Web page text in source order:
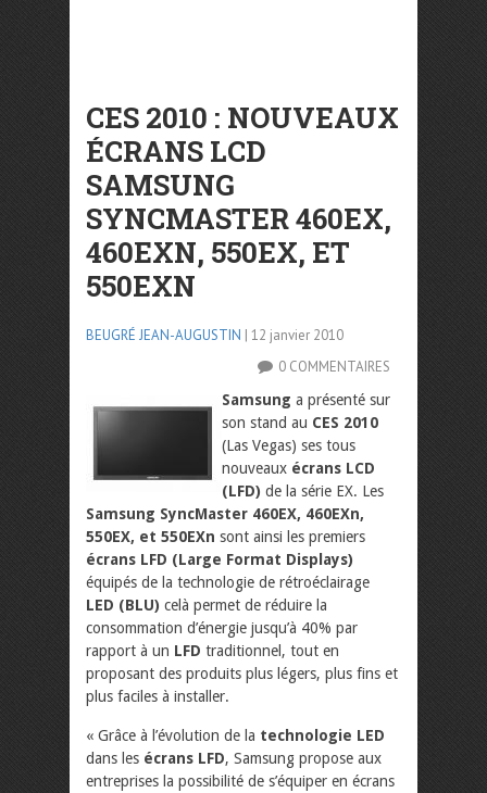
CES 2010 : NOUVEAUX
ÉCRANS LCD
SAMSUNG
SYNCMASTER 460EX,
460EXN, 550EX, ET
550EXN
BEUGRÉ JEAN-AUGUSTIN | 12 janvier 2010
0 COMMENTAIRES
Samsung a présenté sur
son stand au CES 2010
(Las Vegas) ses tous
nouveaux écrans LCD
(LFD) de la série EX. Les
Samsung SyncMaster 460EX, 460EXn,
550EX, et 550EXn sont ainsi les premiers
écrans LFD (Large Format Displays)
équipés de la technologie de rétroéclairage
LED (BLU) celà permet de réduire la
consommation d’énergie jusqu’à 40% par
rapport à un LFD traditionnel, tout en
proposant des produits plus légers, plus fins et
plus faciles à installer.
« Grâce à l’évolution de la technologie LED
dans les écrans LFD, Samsung propose aux
entreprises la possibilité de s’équiper en écrans